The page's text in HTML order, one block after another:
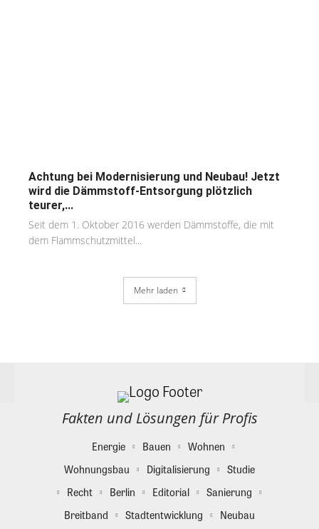
Achtung bei Modernisierung und Neubau! Jetzt
wird die Dämmstoff-Entsorgung plötzlich
teurer,...
Seit dem 1. Oktober 2016 werden Dämmstoffe, die mit
dem Flammschutzmittel...
Mehr laden
Fakten und Lösungen für Profis
Energie Bauen
Wohnen
Wohnungsbau
Digitalisierung
Studie
Recht
Berlin Editorial
Sanierung
Breitband
Stadtentwicklung
Neubau